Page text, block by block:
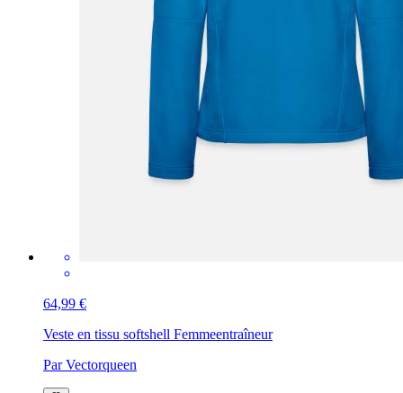
64,99 €
Veste en tissu softshell Femmeentraîneur
Par Vectorqueen